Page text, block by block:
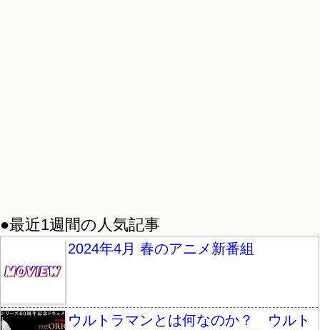
●最近1週間の人気記事
2024年4月 春のアニメ新番組
ウルトラマンとは何なのか？ ウルト